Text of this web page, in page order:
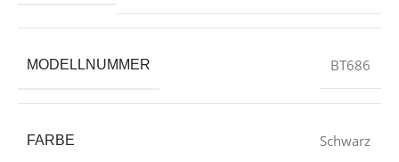
MODELLNUMMER ‎BT686
FARBE ‎Schwarz